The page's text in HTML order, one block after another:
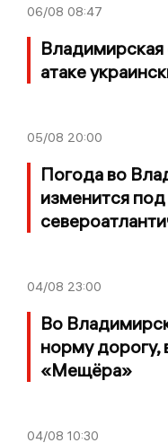
06/08 08:47
Владимирская
атаке
05/08 20:00
Погода во
изменится
04/08 23:00
Во
норму дорогу,
«Мещёра»
04/08 10:30